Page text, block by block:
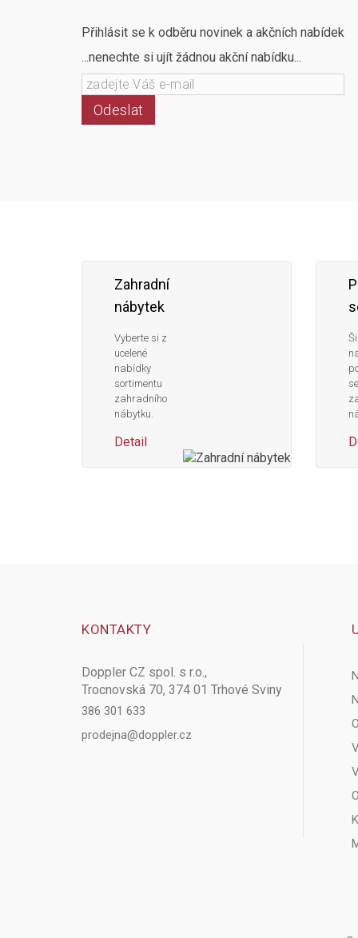
Přihlásit se k odběru novinek a akčních nabídek
...nenechte si ujít žádnou akční nabídku...
Odeslat
Zahradní
nábytek
Vyberte si z
ucelené
nabídky
sortimentu
zahradního
nábytku.
Detail
KONTAKTY
Doppler CZ spol. s r.o.,
Trocnovská 70, 374 01 Trhové Sviny
386 301 633
prodejna@doppler.cz